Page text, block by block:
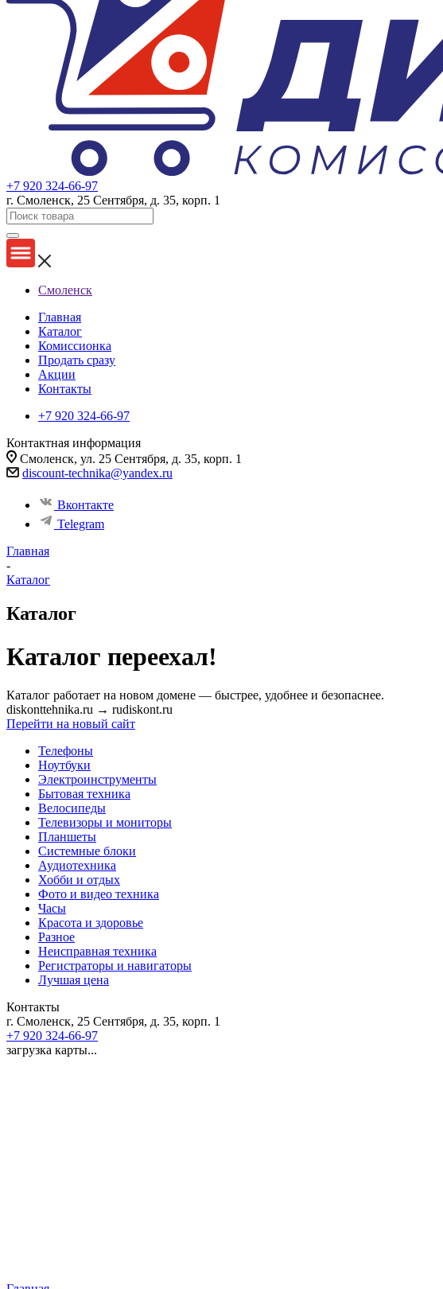
+7 920 324-66-97
г. Смоленск, 25 Сентября, д. 35, корп. 1
Смоленск
Главная
Каталог
Комиссионка
Продать сразу
Акции
Контакты
+7 920 324-66-97
Контактная информация
Смоленск, ул. 25 Сентября, д. 35, корп. 1
discount-technika@yandex.ru
Вконтакте
Telegram
Главная
-
Каталог
Каталог
Каталог переехал!
Каталог работает на новом домене — быстрее, удобнее и безопаснее.
diskonttehnika.ru → rudiskont.ru
Перейти на новый сайт
Телефоны
Ноутбуки
Электроинструменты
Бытовая техника
Велосипеды
Телевизоры и мониторы
Планшеты
Системные блоки
Аудиотехника
Хобби и отдых
Фото и видео техника
Часы
Красота и здоровье
Разное
Неисправная техника
Регистраторы и навигаторы
Лучшая цена
Контакты
г. Смоленск, 25 Сентября, д. 35, корп. 1
+7 920 324-66-97
загрузка карты...